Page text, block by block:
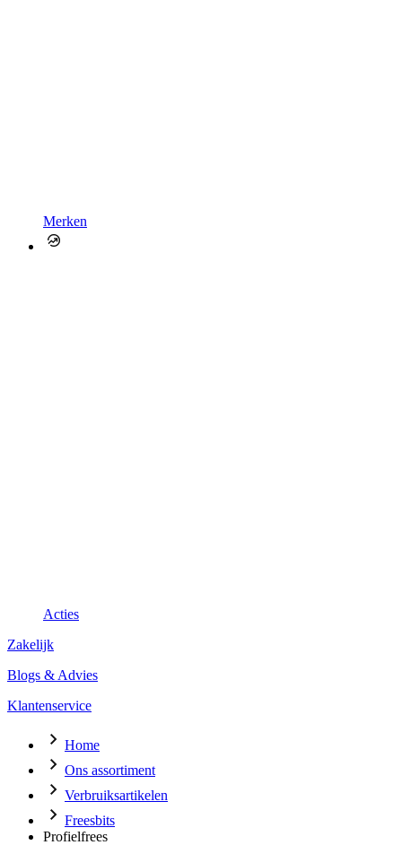
Merken
Acties
Zakelijk
Blogs & Advies
Klantenservice
Home
Ons assortiment
Verbruiksartikelen
Freesbits
Profielfrees